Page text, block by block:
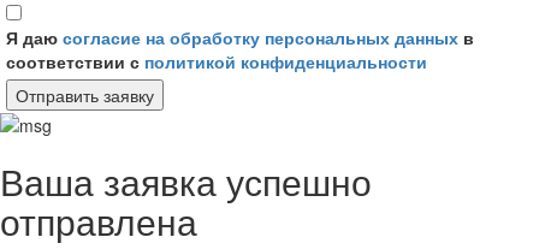
Я даю согласие на обработку персональных данных в
соответствии с политикой конфиденциальности
Отправить заявку
Ваша заявка успешно
отправлена